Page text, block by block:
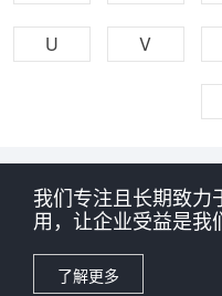
U V
我们专注且长期致力
用，让企业受益是我
了解更多